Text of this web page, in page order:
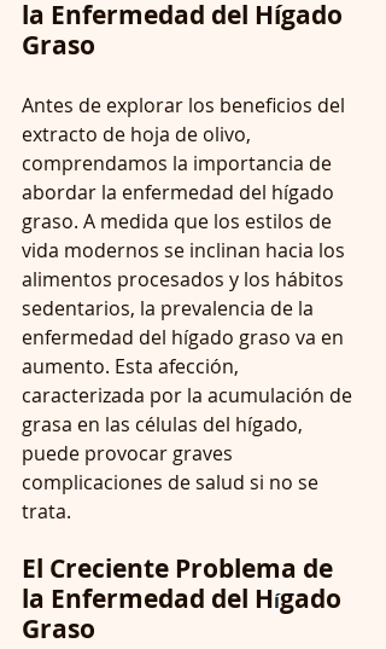
la Enfermedad del Hígado
Graso
Antes de explorar los beneficios del
extracto de hoja de olivo,
comprendamos la importancia de
abordar la enfermedad del hígado
graso. A medida que los estilos de
vida modernos se inclinan hacia los
alimentos procesados ​​y los hábitos
sedentarios, la prevalencia de la
enfermedad del hígado graso va en
aumento. Esta afección,
caracterizada por la acumulación de
grasa en las células del hígado,
puede provocar graves
complicaciones de salud si no se
trata.
El Creciente Problema de
la Enfermedad del Hígado
Graso